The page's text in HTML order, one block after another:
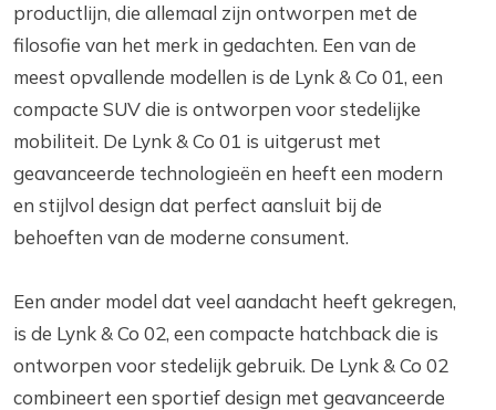
productlijn, die allemaal zijn ontworpen met de
filosofie van het merk in gedachten. Een van de
meest opvallende modellen is de Lynk & Co 01, een
compacte SUV die is ontworpen voor stedelijke
mobiliteit. De Lynk & Co 01 is uitgerust met
geavanceerde technologieën en heeft een modern
en stijlvol design dat perfect aansluit bij de
behoeften van de moderne consument.
Een ander model dat veel aandacht heeft gekregen,
is de Lynk & Co 02, een compacte hatchback die is
ontworpen voor stedelijk gebruik. De Lynk & Co 02
combineert een sportief design met geavanceerde